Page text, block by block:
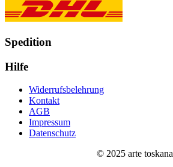
Spedition
Hilfe
Widerrufsbelehrung
Kontakt
AGB
Impressum
Datenschutz
© 2025 arte toskana